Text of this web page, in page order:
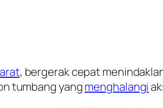
, bergerak cepat
tumbang yangmenghalangi